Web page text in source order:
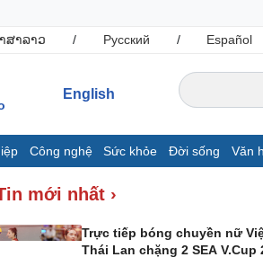
ສາລາວ / Русский / Español
English
Công nghệ Sức khỏe Đời sống Văn
tế
Khởi nghiệp
Tiêu dùng
Tỷ giá
mới nhất ›
Trực tiếp bóng chuyền nữ
Thái Lan chặng 2 SEA V.Cup